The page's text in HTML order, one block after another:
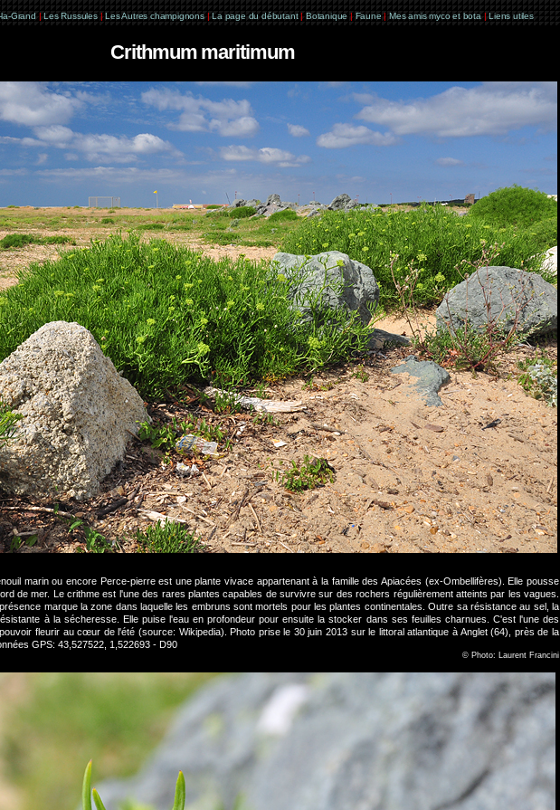
Grand | Les Russules | Les Autres champignons | La page du débutant | Botanique | Faune | Mes amis myco et bota | Liens utiles
Crithmum maritimum
marin ou encore Perce-pierre est une plante vivace appartenant à la famille des Apiacées (ex-Ombellifères). Elle pousse
de mer. Le crithme est l'une des rares plantes capables de survivre sur des rochers régulièrement atteints par les vagues.
marque la zone dans laquelle les embruns sont mortels pour les plantes continentales. Outre sa résistance au sel, la
à la sécheresse. Elle puise l'eau en profondeur pour ensuite la stocker dans ses feuilles charnues. C'est l'une des
fleurir au cœur de l'été (source: Wikipedia). Photo prise le 30 juin 2013 sur le littoral atlantique à Anglet (64), près de la
GPS: 43,527522, 1,522693 - D90
© Photo: Laurent Francini